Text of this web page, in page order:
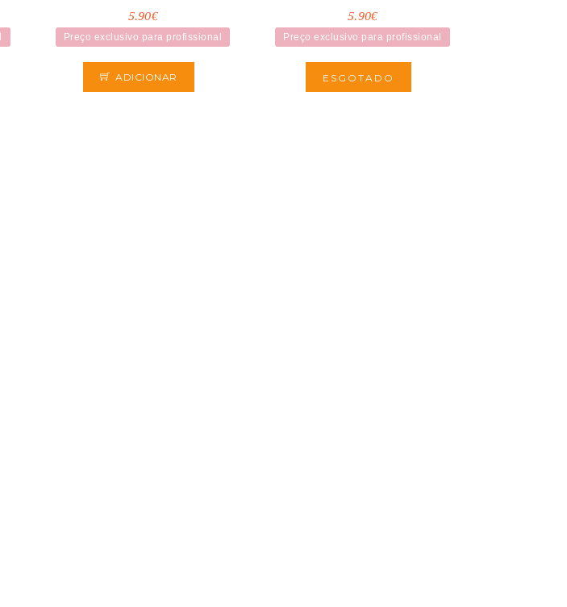
5.90€
Preço exclusivo para profissional
ADICIONAR
5.90€
Preço exclusivo para profissional
ESGOTADO